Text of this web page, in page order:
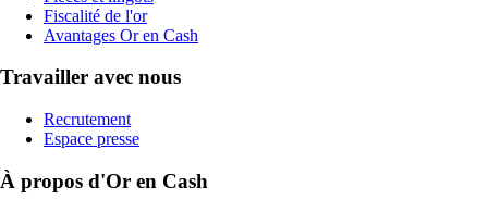
Fiscalité de l'or
Avantages Or en Cash
Travailler avec nous
Recrutement
Espace presse
À propos d'Or en Cash